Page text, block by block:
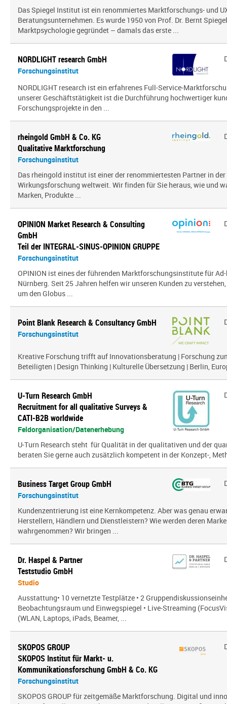
Das Spiegel Institut ist ein renommiertes Marktforschungs- und
Beratungsunternehmen. Es wurde 1950 von Prof. Dr. Bernt
Marktpsychologie gegründet – damals das erste ...
NORDLIGHT research GmbH
Forschungsinstitut
NORDLIGHT research ist ein erfahrenes Full-Service-
unserer Geschäftstätigkeit ist die Durchführung hochwertiger
Forschungsprojekte in den ...
rheingold GmbH & Co. KG
Qualitative Marktforschung
Forschungsinstitut
Das rheingold institut ist einer der renommiertesten Partner in
Wirkungsforschung weltweit. Wir finden für Sie heraus, wie und
Marken, Produkte ...
OPINION Market Research & Consulting
GmbH
Teil der INTEGRAL-SINUS-OPINION GRUPPE
Forschungsinstitut
OPINION ist eines der führenden Marktforschungsinstitute für
Nürnberg. Seit 25 Jahren helfen wir unseren Kunden zu
um den Globus ...
Point Blank Research & Consultancy GmbH
Forschungsinstitut
Kreative Forschung trifft auf Innovationsberatung | Forschung
Beteiligten | Design Thinking | Kulturelle Übersetzung | Berlin,
U-Turn Research GmbH
Recruitment for all qualitative Surveys &
CATI-B2B worldwide
Feldorganisation/Datenerhebung
U-Turn Research steht für Qualität in der qualitativen und der
beraten Sie gerne auch zusätzlich kompetent in der Konzept-,
Business Target Group GmbH
Forschungsinstitut
Kundenzentrierung ist eine Kernkompetenz. Aber was genau
Herstellern, Händlern und Dienstleistern? Wie werden deren
wahrgenommen? Wir bringen ...
Dr. Haspel & Partner
Teststudio GmbH
Studio
Ausstattung• 10 vernetzte Testplätze • 2
Beobachtungsraum und Einwegspiegel • Live-Streaming
(WLAN, Laptops, iPads, Beamer, ...
SKOPOS GROUP
SKOPOS Institut für Markt- u.
Kommunikationsforschung GmbH & Co. KG
Forschungsinstitut
SKOPOS GROUP für zeitgemäße Marktforschung. Digital und